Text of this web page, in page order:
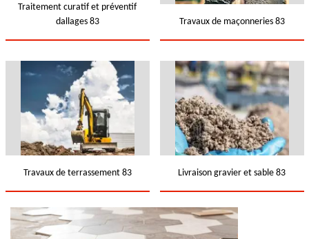
Traitement curatif et préventif
dallages 83
Travaux de maçonneries 83
Travaux de terrassement 83 Livraison gravier et sable 83